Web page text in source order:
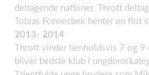
deltagende nationer. Thrott
Tobias Fonnesbek henter en flot
2013- 2014
Thrott vinder henholdsvis 7 og 9
bliver bedste klub i